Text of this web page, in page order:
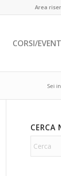
Area
CORSI/
Sei
CERCA